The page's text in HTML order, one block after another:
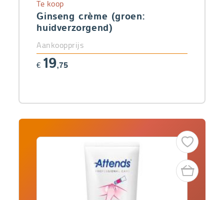
Ginseng crème (groen:
huidverzorgend)
Te koop
Aankoopprijs
€ 19,75